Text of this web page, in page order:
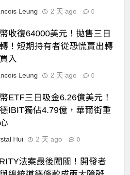
Leung 2 天 ago 0
收復64000美元！拋售三日
！短期持有者從恐慌賣出轉
入
Leung 2 天 ago 0
ETF三日吸金6.26億美元！
IBIT獨佔4.79億，華爾街重
Hui 2 天 ago 0
法案最後闖關！開發者